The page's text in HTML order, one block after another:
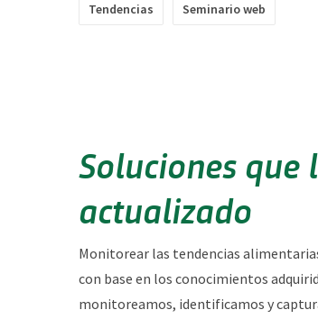
Tendencias Seminario web
Soluciones
actualizado
Monitorear las tendencias
con base en los conocimientos
monitoreamos, identificamos y